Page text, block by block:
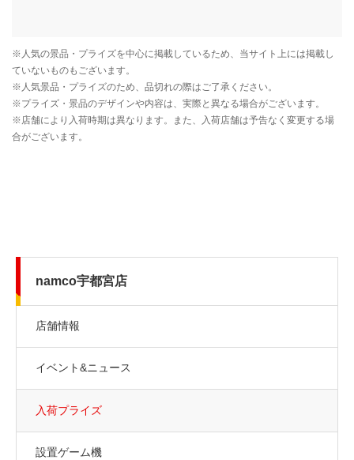
namco宇都宮店
店舗情報
イベント&ニュース
入荷プライズ
設置ゲーム機